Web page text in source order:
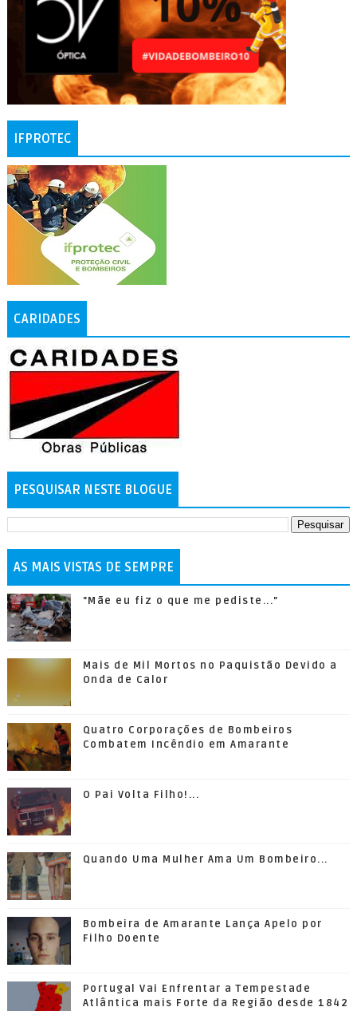
IFPROTEC
CARIDADES
PESQUISAR NESTE BLOGUE
AS MAIS VISTAS DE SEMPRE
"Mãe eu fiz o que me pediste..."
Mais de Mil Mortos no Paquistão Devido a
Onda de Calor
Quatro Corporações de Bombeiros
Combatem Incêndio em Amarante
O Pai Volta Filho!...
Quando Uma Mulher Ama Um Bombeiro...
Bombeira de Amarante Lança Apelo por
Filho Doente
Portugal Vai Enfrentar a Tempestade
Atlântica mais Forte da Região desde 1842